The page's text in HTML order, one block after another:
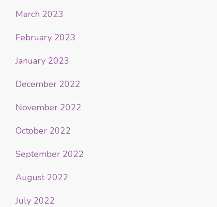
March 2023
February 2023
January 2023
December 2022
November 2022
October 2022
September 2022
August 2022
July 2022